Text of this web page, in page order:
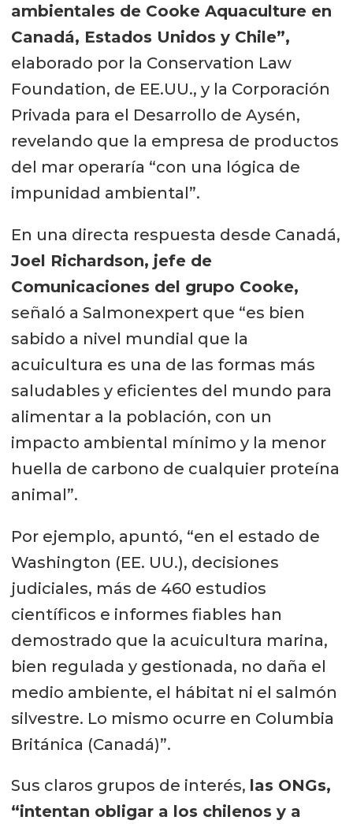
ambientales de Cooke Aquaculture en
Canadá, Estados Unidos y Chile”,
elaborado por la Conservation Law
Foundation, de EE.UU., y la Corporación
Privada para el Desarrollo de Aysén,
revelando que la empresa de productos
del mar operaría “con una lógica de
impunidad ambiental”.
En una directa respuesta desde Canadá,
Joel Richardson, jefe de
Comunicaciones del grupo Cooke,
señaló a Salmonexpert que “es bien
sabido a nivel mundial que la
acuicultura es una de las formas más
saludables y eficientes del mundo para
alimentar a la población, con un
impacto ambiental mínimo y la menor
huella de carbono de cualquier proteína
animal”.
Por ejemplo, apuntó, “en el estado de
Washington (EE. UU.), decisiones
judiciales, más de 460 estudios
científicos e informes fiables han
demostrado que la acuicultura marina,
bien regulada y gestionada, no daña el
medio ambiente, el hábitat ni el salmón
silvestre. Lo mismo ocurre en Columbia
Británica (Canadá)”.
Sus claros grupos de interés, las ONGs,
“intentan obligar a los chilenos y a